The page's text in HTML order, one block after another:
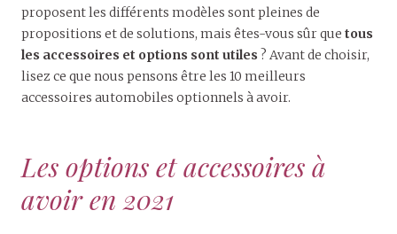
proposent les différents modèles sont pleines de
propositions et de solutions, mais êtes-vous sûr que tous
les accessoires et options sont utiles ? Avant de choisir,
lisez ce que nous pensons être les 10 meilleurs
accessoires automobiles optionnels à avoir.
Les options et accessoires à
avoir en 2021